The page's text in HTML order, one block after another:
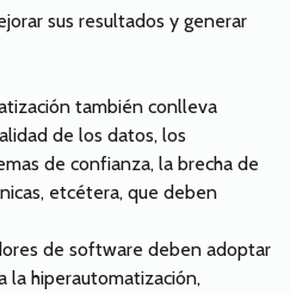
sus resultados y generar
también conlleva
de los datos, los
de confianza, la brecha de
etcétera, que deben
de software deben adoptar
la hiperautomatización,